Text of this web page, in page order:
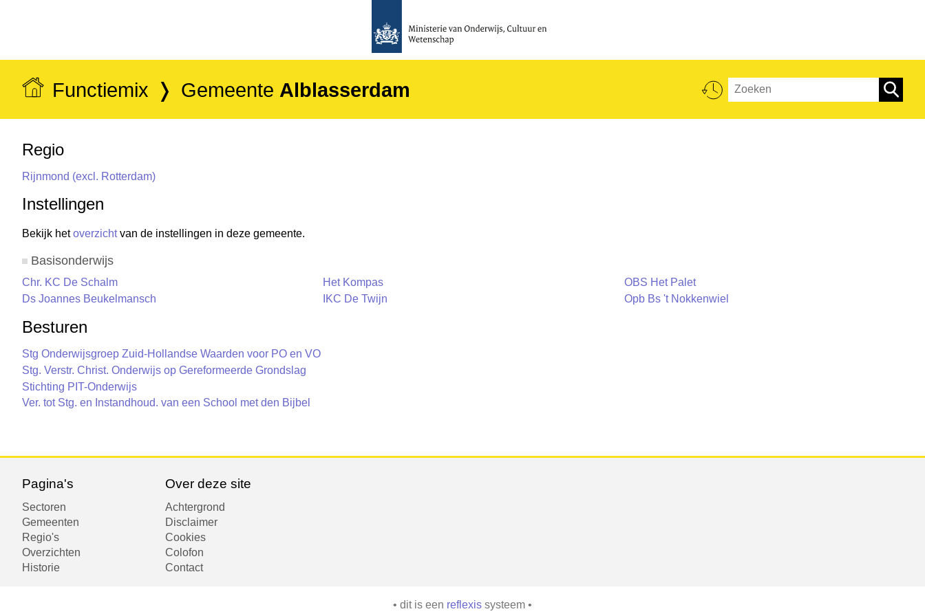
Functiemix Gemeente Alblasserdam
Regio
Rijnmond (excl. Rotterdam)
Instellingen
Bekijk hetoverzichtvan de instellingen in deze gemeente.
Basisonderwijs
Chr. KC De Schalm
Ds Joannes Beukelmansch
Het Kompas
IKC De Twijn
OBS Het Palet
Opb Bs 't Nokkenwiel
Besturen
Stg Onderwijsgroep Zuid-Hollandse Waarden voor PO en VO
Stg. Verstr. Christ. Onderwijs op Gereformeerde Grondslag
Stichting PIT-Onderwijs
Ver. tot Stg. en Instandhoud. van een School met den Bijbel
Pagina's
Sectoren
Gemeenten
Regio's
Overzichten
Historie
Over deze site
Achtergrond
Disclaimer
Cookies
Colofon
Contact
• dit is een reflexis systeem •